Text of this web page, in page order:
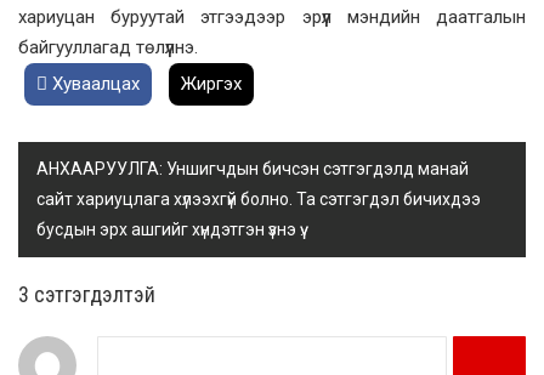
хариуцан буруутай этгээдээр эрүүл мэндийн даатгалын
байгууллагад төлүүлнэ.
Хуваалцах
Жиргэх
АНХААРУУЛГА: Уншигчдын бичсэн сэтгэгдэлд манай
сайт хариуцлага хүлээхгүй болно. Та сэтгэгдэл бичихдээ
бусдын эрх ашгийг хүндэтгэн үзнэ үү.
3 cэтгэгдэлтэй